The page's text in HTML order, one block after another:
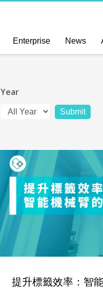
Enterprise News
Year
提升標籤效率：智